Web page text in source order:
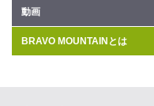
動画
BRAVO MOUNTAINとは